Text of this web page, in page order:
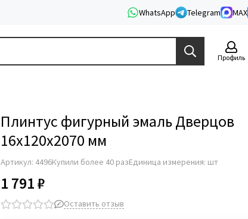
WhatsApp Telegram MAX
Профиль
Плинтус фигурный эмаль Дверцов
16х120х2070 мм
Артикул: 4496Купили более 40 разЕдиница измерения: шт
1 791 ₽
Оставить отзыв